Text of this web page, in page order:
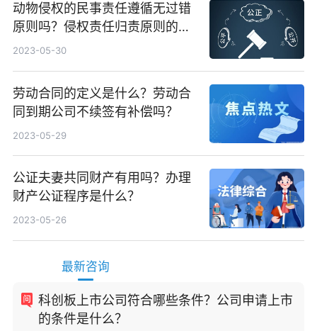
动物侵权的民事责任遵循无过错
原则吗？侵权责任归责原则的分
类
2023-05-30
劳动合同的定义是什么？劳动合
同到期公司不续签有补偿吗？
2023-05-29
公证夫妻共同财产有用吗？办理
财产公证程序是什么？
2023-05-26
最新咨询
科创板上市公司符合哪些条件？公司申请上市
的条件是什么？